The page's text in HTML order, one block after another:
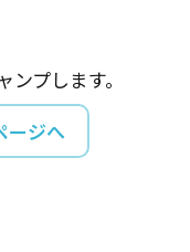
プします。
ージへ